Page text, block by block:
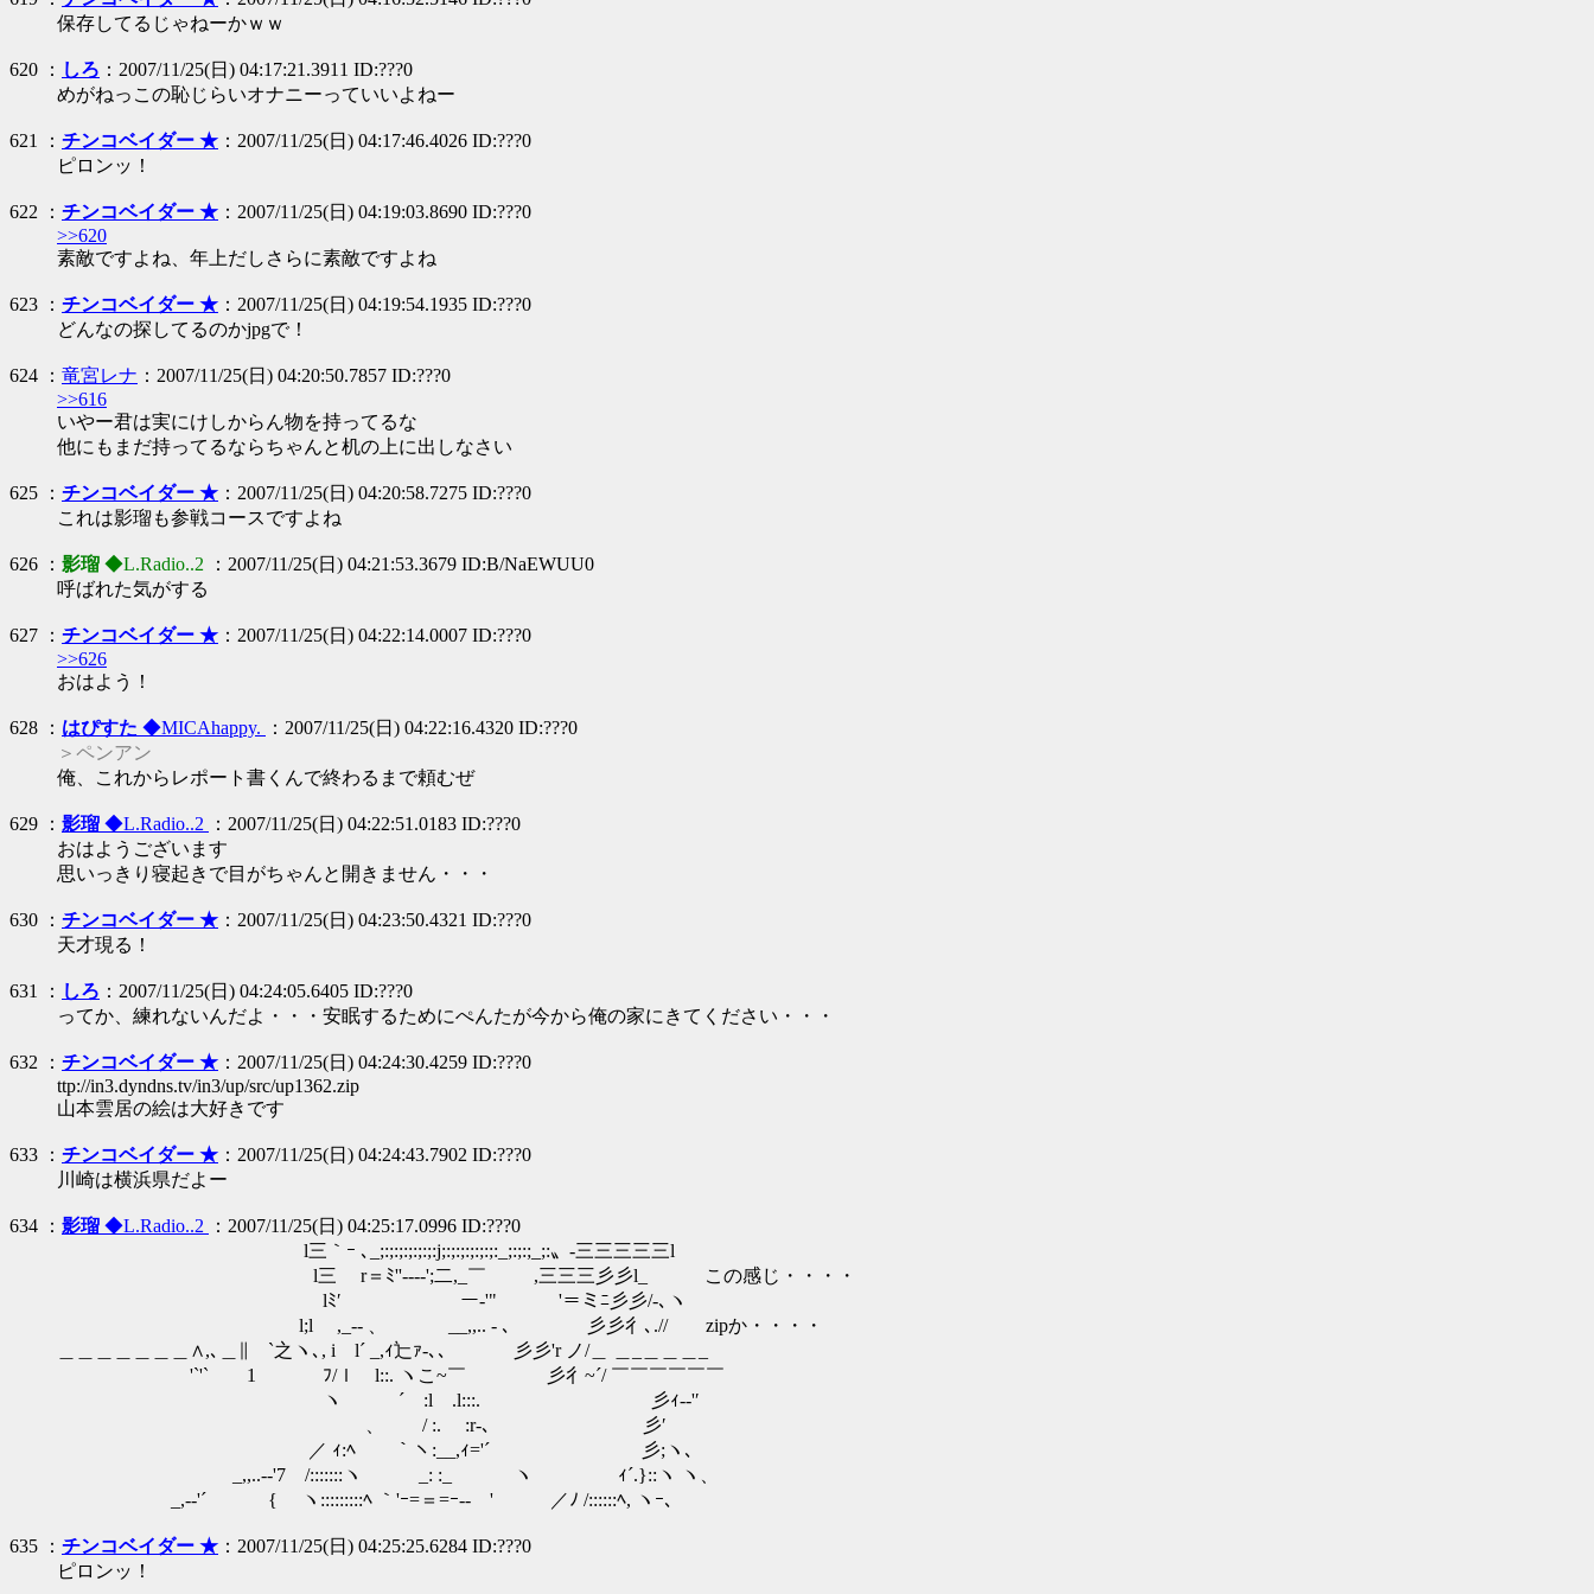
保存してるじゃねーかｗｗ
620 ： しろ ：2007/11/25(日) 04:17:21.3911 ID:???0
めがねっこの恥じらいオナニーっていいよねー
621 ： チンコベイダー ★ ：2007/11/25(日) 04:17:46.4026 ID:???0
ピロンッ！
622 ： チンコベイダー ★ ：2007/11/25(日) 04:19:03.8690 ID:???0
>>620
素敵ですよね、年上だしさらに素敵ですよね
623 ： チンコベイダー ★ ：2007/11/25(日) 04:19:54.1935 ID:???0
どんなの探してるのかjpgで！
624 ： 竜宮レナ ：2007/11/25(日) 04:20:50.7857 ID:???0
>>616
いやー君は実にけしからん物を持ってるな
他にもまだ持ってるならちゃんと机の上に出しなさい
625 ： チンコベイダー ★ ：2007/11/25(日) 04:20:58.7275 ID:???0
これは影瑠も参戦コースですよね
626 ： 影瑠 ◆L.Radio..2
：2007/11/25(日) 04:21:53.3679 ID:B/NaEWUU0
呼ばれた気がする
627 ： チンコベイダー ★ ：2007/11/25(日) 04:22:14.0007 ID:???0
>>626
おはよう！
628 ： はぴすた ◆MICAhappy.
：2007/11/25(日) 04:22:16.4320 ID:???0
＞ペンアン
俺、これからレポート書くんで終わるまで頼むぜ
629 ： 影瑠 ◆L.Radio..2
：2007/11/25(日) 04:22:51.0183 ID:???0
おはようございます
思いっきり寝起きで目がちゃんと開きません・・・
630 ： チンコベイダー ★ ：2007/11/25(日) 04:23:50.4321 ID:???0
天才現る！
631 ： しろ ：2007/11/25(日) 04:24:05.6405 ID:???0
ってか、練れないんだよ・・・安眠するためにぺんたが今から俺の家にきてください・・・
632 ： チンコベイダー ★ ：2007/11/25(日) 04:24:30.4259 ID:???0
ttp://in3.dyndns.tv/in3/up/src/up1362.zip
山本雲居の絵は大好きです
633 ： チンコベイダー ★ ：2007/11/25(日) 04:24:43.7902 ID:???0
川崎は横浜県だよー
634 ： 影瑠 ◆L.Radio..2
：2007/11/25(日) 04:25:17.0996 ID:???0
l三｀ｰ ､_;:;:;:;:;:;:j;:;:;:;:;:;:_;:;:;_;:〟-三三三三三l
l三 r＝ﾐ''‐--‐';二,_￣ ,三三三彡彡l_ この感じ・・・・
lﾐ′ ￣ ー-'" '＝ミﾆ彡彡/‐､ヽ
l;l ,_-‐ 、 __,,.. - ､ 彡彡彳､.// zipか・・・・
＿＿＿＿＿＿＿∧,､＿∥ `之ヽ､, i l´ _,ｨ辷ｧ-､、 彡彡'r ノ/＿ ＿_＿＿＿_
￣￣￣￣￣￣￣'`'`￣ 1 ￣ﾌ/ｌ l::. ヽこ~￣ 彡彳~´/ ￣￣￣￣￣￣
ヽ ´ :l .l:::. 彡ｨ-‐'′
ゝ、 / :. :r-､ 彡′
／ ｨ:ﾍ ｀ヽ:__,ｨ='´ 彡;ヽ､
_,,..-‐'7 /:::::::ヽ _: :_ ヽ ｨ´.}::ヽ ヽ、
_,-‐'´ { ヽ:::::::::ﾍ ｀'ｰ=＝=ｰ-- ' ／ﾉ /::::::ﾍ, ヽｰ､
635 ： チンコベイダー ★ ：2007/11/25(日) 04:25:25.6284 ID:???0
ピロンッ！